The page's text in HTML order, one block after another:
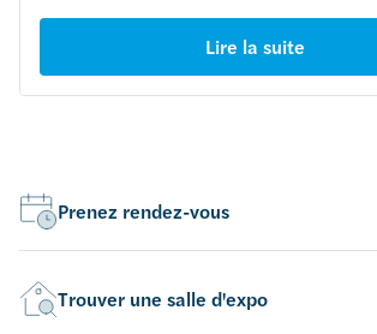
Lire la suite
Prenez rendez-vous
Trouver une salle d'expo